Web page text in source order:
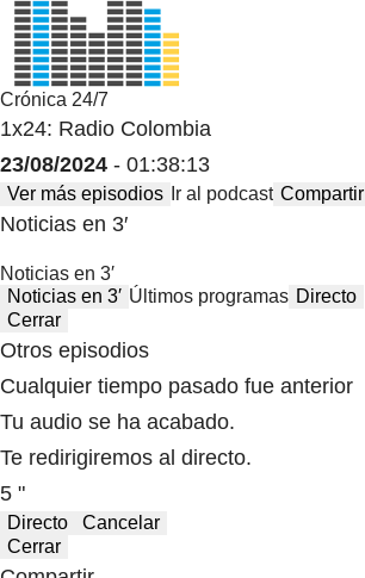
Crónica 24/7
1x24: Radio Colombia
23/08/2024 - 01:38:13
Ver más episodios Ir al podcast Compartir
Noticias en 3′
Noticias en 3′
Noticias en 3′ Últimos programas Directo
Cerrar
Otros episodios
Cualquier tiempo pasado fue anterior
Tu audio se ha acabado.
Te redirigiremos al directo.
5 "
Directo
Cancelar
Cerrar